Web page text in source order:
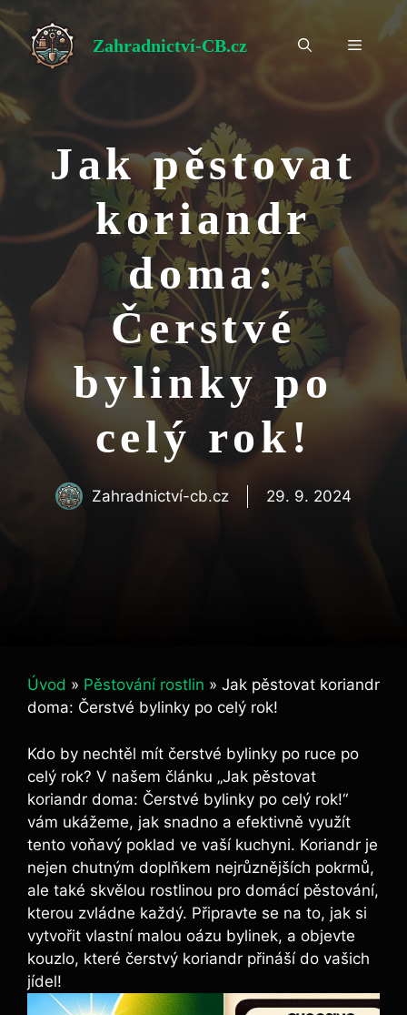
Přeskočit
na
obsah
Zahradnictví-CB.cz Menu
Jak pěstovat
koriandr
doma:
Čerstvé
bylinky po
celý rok!
Zahradnictví-cb.cz 29. 9. 2024
Úvod » Pěstování rostlin » Jak pěstovat koriandr
doma: Čerstvé bylinky po celý rok!
Kdo by nechtěl mít čerstvé bylinky po ruce po
celý rok? V našem článku „Jak pěstovat
koriandr doma: Čerstvé bylinky po celý rok!“
vám ukážeme, jak snadno a efektivně využít
tento voňavý poklad ve vaší kuchyni. Koriandr je
nejen chutným doplňkem nejrůznějších pokrmů,
ale také skvělou rostlinou pro domácí pěstování,
kterou zvládne každý. Připravte se na to, jak si
vytvořit vlastní malou oázu bylinek, a objevte
kouzlo, které čerstvý koriandr přináší do vašich
jídel!